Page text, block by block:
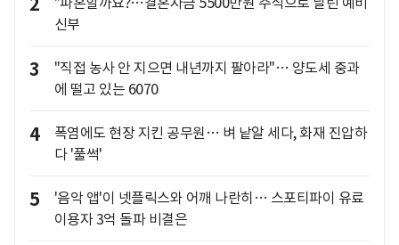
2
신부
3
"직접 농사 안 지으면 내년까지 팔아라"… 양도세 중과
에 떨고 있는 6070
4
폭염에도 현장 지킨 공무원… 벼 낱알 세다, 화재 진압하
다 '풀썩'
5
'음악 앱'이 넷플릭스와 어깨 나란히… 스포티파이 유료
이용자 3억 돌파 비결은